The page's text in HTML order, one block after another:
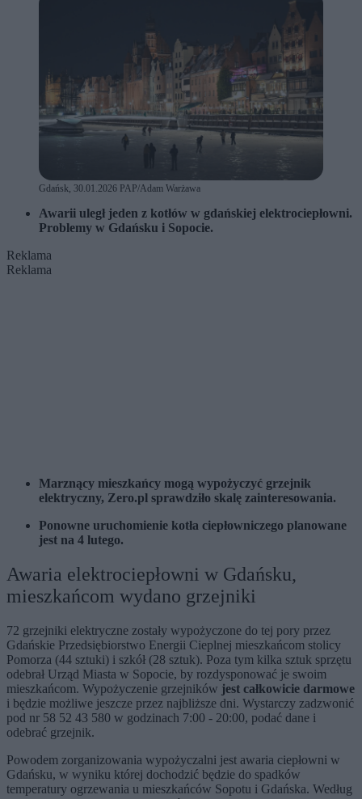
Gdańsk, 30.01.2026 PAP/Adam Warżawa
Awarii uległ jeden z kotłów w gdańskiej elektrociepłowni.
Problemy w Gdańsku i Sopocie.
Reklama
Reklama
Marznący mieszkańcy mogą wypożyczyć grzejnik
elektryczny, Zero.pl sprawdziło skalę zainteresowania.
Ponowne uruchomienie kotła ciepłowniczego planowane
jest na 4 lutego.
Awaria elektrociepłowni w Gdańsku,
mieszkańcom wydano grzejniki
72 grzejniki elektryczne zostały wypożyczone do tej pory przez
Gdańskie Przedsiębiorstwo Energii Cieplnej mieszkańcom stolicy
Pomorza (44 sztuki) i szkół (28 sztuk). Poza tym kilka sztuk sprzętu
odebrał Urząd Miasta w Sopocie, by rozdysponować je swoim
mieszkańcom. Wypożyczenie grzejników jest całkowicie darmowe
i będzie możliwe jeszcze przez najbliższe dni. Wystarczy zadzwonić
pod nr 58 52 43 580 w godzinach 7:00 - 20:00, podać dane i
odebrać grzejnik.
Powodem zorganizowania wypożyczalni jest awaria ciepłowni w
Gdańsku, w wyniku której dochodzić będzie do spadków
temperatury ogrzewania u mieszkańców Sopotu i Gdańska. Według